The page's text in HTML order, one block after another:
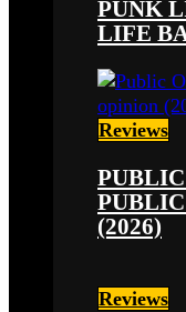
PUNK
LIFE
Reviews
(2026)
Reviews